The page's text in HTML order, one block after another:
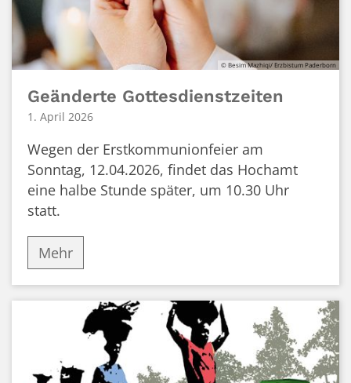
© Besim Mazhiqi/ Erzbistum Paderborn
Geänderte Gottesdienstzeiten
1. April 2026
Wegen der Erstkommunionfeier am
Sonntag, 12.04.2026, findet das Hochamt
eine halbe Stunde später, um 10.30 Uhr
statt.
Mehr